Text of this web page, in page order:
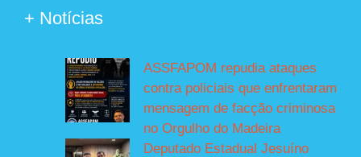
+ Notícias
ASSFAPOM repudia ataques
contra policiais que enfrentaram
mensagem de facção criminosa
no Orgulho do Madeira
Deputado Estadual Jesuíno